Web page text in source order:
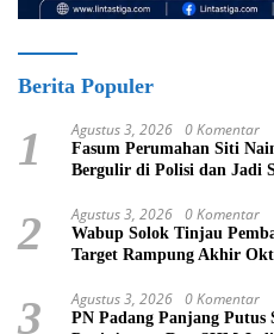
Berita Populer
1 Agustus 3, 2026 0 Komentar
Fasum Perumahan Siti
Bergulir di Polisi dan Jadi
2 Agustus 3, 2026 0 Komentar
Wabup Solok Tinjau
Target Rampung Akhir
3 Agustus 3, 2026 0 Komentar
PN Padang Panjang Putus